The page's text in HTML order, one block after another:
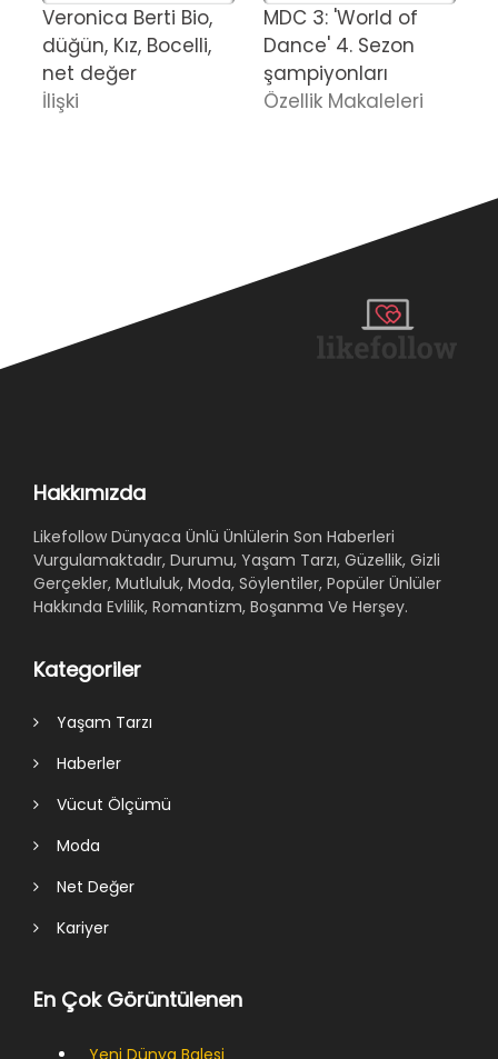
Veronica Berti Bio,
düğün, Kız, Bocelli,
net değer
İlişki
MDC 3: 'World of
Dance' 4. Sezon
şampiyonları
Özellik Makaleleri
Hakkımızda
Likefollow Dünyaca Ünlü Ünlülerin Son Haberleri
Vurgulamaktadır, Durumu, Yaşam Tarzı, Güzellik, Gizli
Gerçekler, Mutluluk, Moda, Söylentiler, Popüler Ünlüler
Hakkında Evlilik, Romantizm, Boşanma Ve Herşey.
Kategoriler
Yaşam Tarzı
Haberler
Vücut Ölçümü
Moda
Net Değer
Kariyer
En Çok Görüntülenen